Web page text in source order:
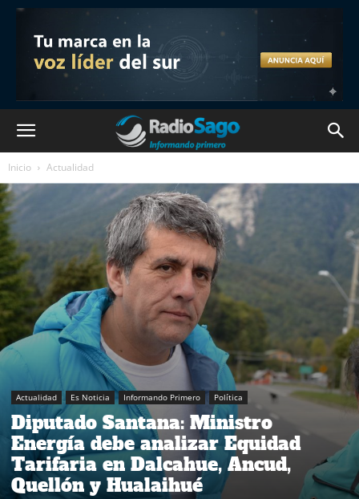
Inicio Actualidad
Actualidad Es Noticia Informando Primero Política
Diputado Santana: Ministro
Energía debe analizar Equidad
Tarifaria en Dalcahue, Ancud,
Quellón y Hualaihué